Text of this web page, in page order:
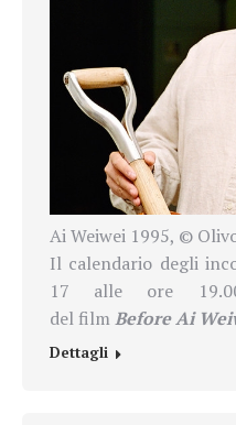
Ai Weiwei 1995, ©
Il calendario degli
17 alle ore
del filmBefore Ai
Dettagli